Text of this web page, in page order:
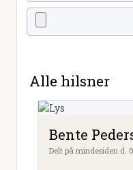
Alle hilsner
Bente
Delt på mindesiden d.